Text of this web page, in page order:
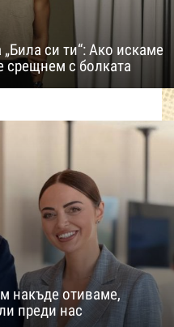
си ти“: Ако искаме
срещнем с болката
накъде отиваме,
преди нас